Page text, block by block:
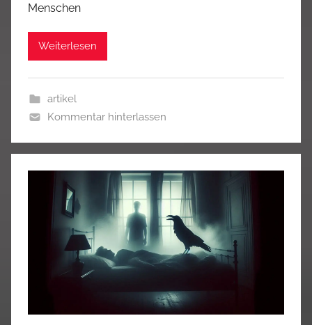
Menschen
Weiterlesen
artikel
Kommentar hinterlassen